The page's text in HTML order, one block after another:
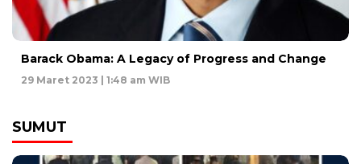
Barack Obama: A Legacy of Progress and Change
29 Maret 2023 | 1:48 am WIB
SUMUT